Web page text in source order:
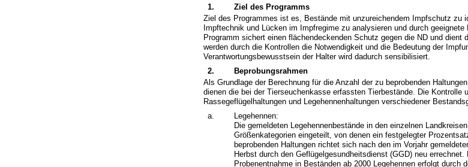
1.
Ziel des Programms
Ziel des Programmes ist es, Bestände mit unzureichendem Impfschutz zu
Impftechnik und Lücken im Impfregime zu analysieren und durch
Programm sichert einen flächendeckenden Schutz gegen die ND und dient
werden durch die Kontrollen die Notwendigkeit und die Bedeutung der
Verantwortungsbewusstsein der Halter wird dadurch sensibilisiert.
2.
Beprobungsrahmen
Als Grundlage der Berechnung für die Anzahl der zu beprobenden
dienen die bei der Tierseuchenkasse erfassten Tierbestände. Die Kontrolle
Rassegeflügelhaltungen und Legehennenhaltungen verschiedener
a.
Legehennen:
Die gemeldeten Legehennenbestände in den einzelnen
Größenkategorien eingeteilt, von denen ein festgelegter
beprobenden Haltungen richtet sich nach den im Vorjahr
Herbst durch den Geflügelgesundheitsdienst (GGD) neu
Probenentnahme in Beständen ab 2000 Legehennen erfolgt durch